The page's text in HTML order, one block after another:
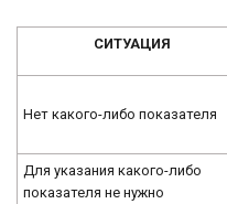
СИТУАЦИЯ
Нет какого-либо показателя
Для указания какого-либо
показателя не нужно